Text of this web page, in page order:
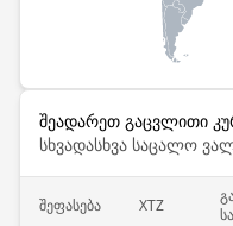
შეადარეთ გაცვლითი
სხვადასხვა საცალო
შეფასება XTZ